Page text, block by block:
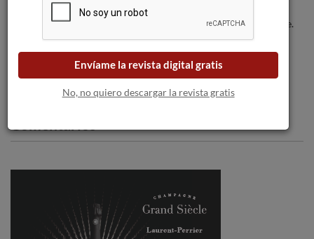
Este verano, sigue la ruta del Champagne.
Envíame la revista digital gratis
No, no quiero descargar la revista gratis